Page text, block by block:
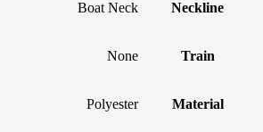
Neckline
Boat Neck
Train
None
Material
Polyester